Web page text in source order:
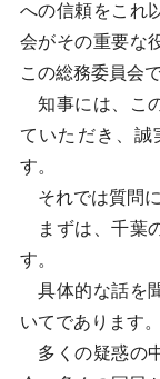
への信頼をこれ
会がその重要な
この総務委員会
知事には、こ
ていただき、誠
す。
それでは質問に
まずは、千葉
す。
具体的な話を
いてであります。
多くの疑惑の